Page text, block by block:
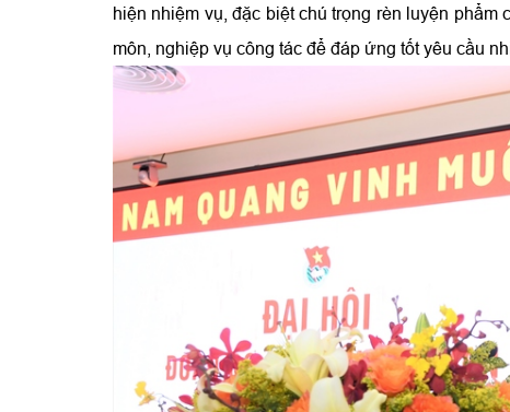
hiện nhiệm vụ, đặc biệt chú trọng rèn luyện
môn, nghiệp vụ công tác để đáp ứng tốt yêu cầu